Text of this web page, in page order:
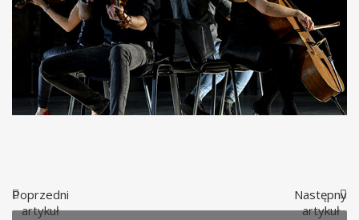
Poprzedni
artykuł
Następny
artykuł